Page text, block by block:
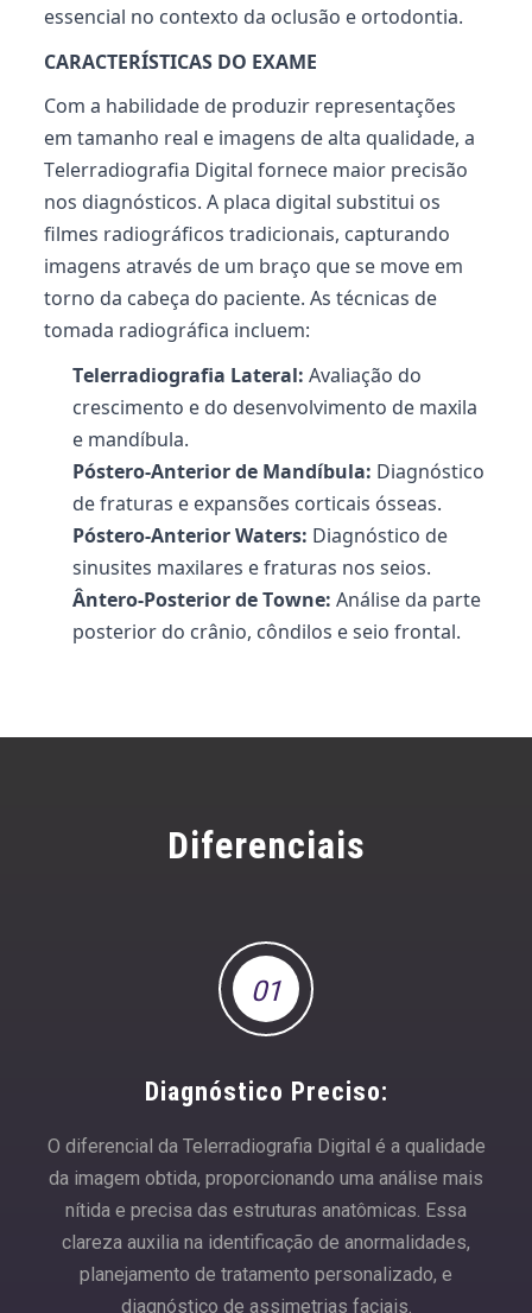
essencial no contexto da oclusão e ortodontia.
CARACTERÍSTICAS DO EXAME
Com a habilidade de produzir representações
em tamanho real e imagens de alta qualidade, a
Telerradiografia Digital fornece maior precisão
nos diagnósticos. A placa digital substitui os
filmes radiográficos tradicionais, capturando
imagens através de um braço que se move em
torno da cabeça do paciente. As técnicas de
tomada radiográfica incluem:
Telerradiografia Lateral: Avaliação do
crescimento e do desenvolvimento de maxila
e mandíbula.
Póstero-Anterior de Mandíbula: Diagnóstico
de fraturas e expansões corticais ósseas.
Póstero-Anterior Waters: Diagnóstico de
sinusites maxilares e fraturas nos seios.
Ântero-Posteriorde Towne: Análise da parte
posterior do crânio, côndilos e seio frontal.
Diferenciais
01
Diagnóstico Preciso:
O diferencial da Telerradiografia Digital é a qualidade
da imagem obtida, proporcionando uma análise mais
nítida e precisa das estruturas anatômicas. Essa
clareza auxilia na identificação de anormalidades,
planejamento de tratamento personalizado, e
diagnóstico de assimetrias faciais.